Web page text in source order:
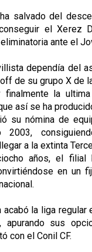
Ignacio
FC cierra una
del inicio de
salvado del
el Xerez
ante el
dependía del
de su grupo X de
la
así se ha
su nómina de
a la extinta
años, el filial
en un
acabó la liga
sus
con el Conil CF.